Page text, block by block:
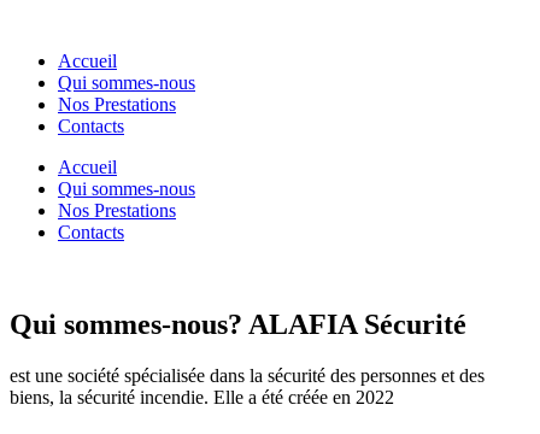
Accueil
Qui sommes-nous
Nos Prestations
Contacts
Accueil
Qui sommes-nous
Nos Prestations
Contacts
Qui sommes-nous? ALAFIA Sécurité
est une société spécialisée dans la sécurité des personnes et des
biens, la sécurité incendie. Elle a été créée en 2022